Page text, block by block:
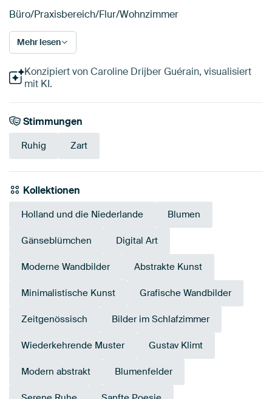
Büro/Praxisbereich/Flur/Wohnzimmer
Mehr lesen
Konzipiert von Caroline Drijber Guérain, visualisiert
mit KI.
Stimmungen
Ruhig Zart
Kollektionen
Holland und die Niederlande Blumen
Gänseblümchen Digital Art
Moderne Wandbilder Abstrakte Kunst
Minimalistische Kunst Grafische Wandbilder
Zeitgenössisch Bilder im Schlafzimmer
Wiederkehrende Muster Gustav Klimt
Modern abstrakt Blumenfelder